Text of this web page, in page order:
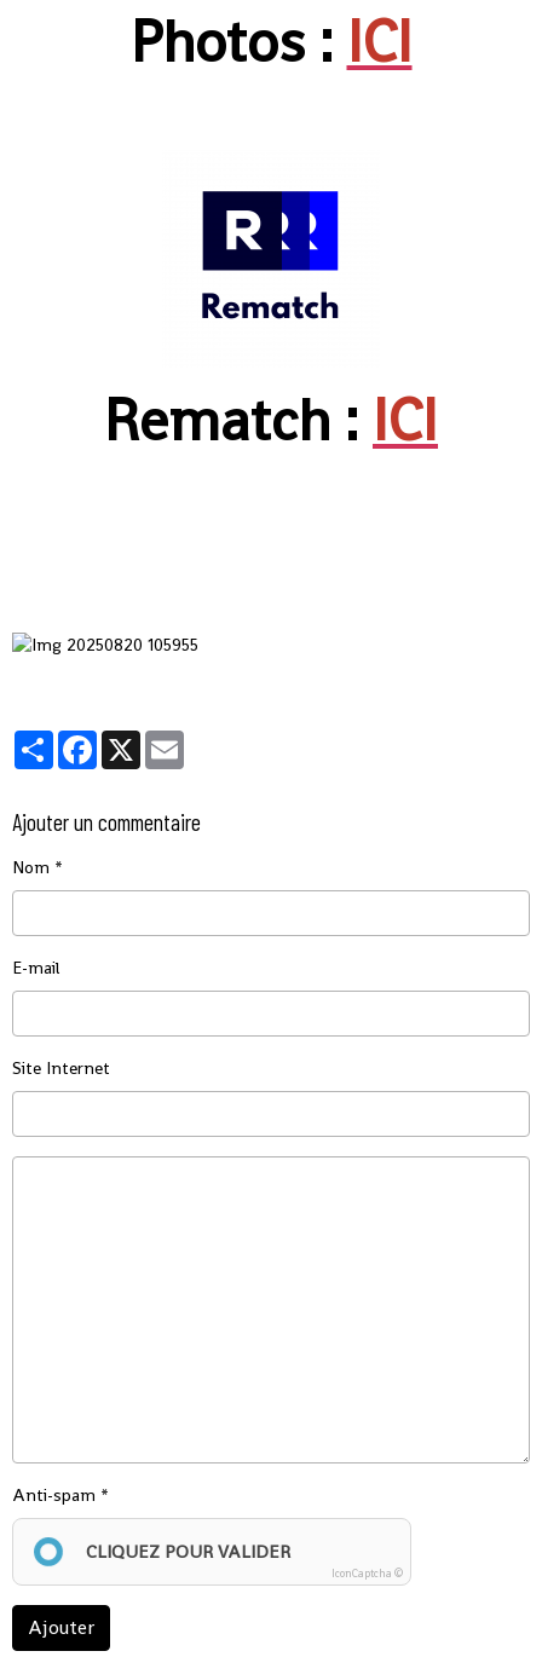
Photos : ICI
Rematch : ICI
PartagerFacebook
X
Ajouter un commentaire
Nom
E-mail
Site Internet
Anti-spam
CLIQUEZ POUR VALIDER
IconCaptcha ©
Ajouter